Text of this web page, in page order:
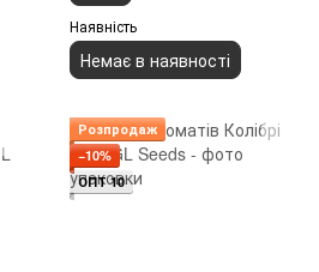
Наявність
Немає в наявності
Розпродаж
−10%
ОПТ 10